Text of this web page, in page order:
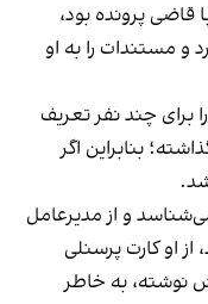
قاضی پرونده بود،
و مستندات را به او
برای چند نفر تعریف
بنابراین اگر
و از مدیرعامل
از او کارت پرسنلی
نوشته، به خاطر